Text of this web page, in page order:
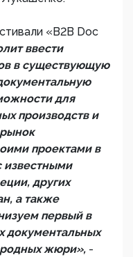
«B2B Doc
ввести
в существующую
для
производств и
проектами в
известными
других
а также
первый в
документальных
жюри», -